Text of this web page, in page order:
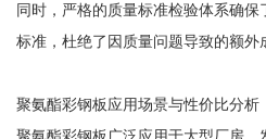
同时，严格的质量标准检验体系确
标准，杜绝了因质量问题导致的额外
聚氨酯彩钢板应用场景与性价比分析